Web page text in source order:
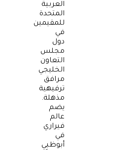
العربية
المتحدة
للمقيمين
في
دول
مجلس
التعاون
الخليجي
مرافق
ترفيهية
مذهلة.
يضم
عالم
فيراري
في
أبوظبي